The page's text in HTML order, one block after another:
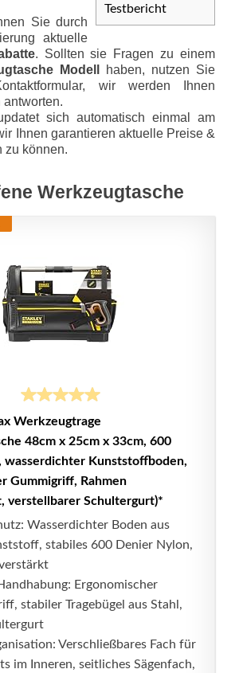
Testbericht
Sie durch
aktuelle
. Sollten sie Fragen zu einem
Modell
haben, nutzen Sie
wir werden Ihnen
sich automatisch einmal am
Ihnen garantieren aktuelle Preise &
zu können.
Werkzeugtasche
Werkzeugtrage
48cm x 25cm x 33cm, 600
wasserdichter Kunststoffboden,
Gummigriff, Rahmen
verstellbarer Schultergurt)*
Wasserdichter Boden aus
stabiles 600 Denier Nylon,
Ergonomischer
stabiler Tragebügel aus Stahl,
Verschließbares Fach für
im Inneren, seitliches Sägenfach,